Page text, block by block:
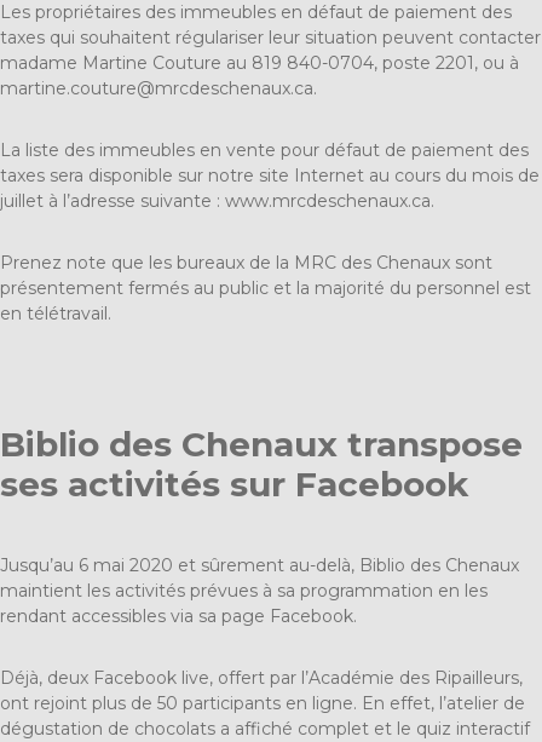
Les propriétaires des immeubles en défaut de paiement des
taxes qui souhaitent régulariser leur situation peuvent contacter
madame Martine Couture au 819 840-0704, poste 2201, ou à
martine.couture@mrcdeschenaux.ca.
La liste des immeubles en vente pour défaut de paiement des
taxes sera disponible sur notre site Internet au cours du mois de
juillet à l’adresse suivante : www.mrcdeschenaux.ca.
Prenez note que les bureaux de la MRC des Chenaux sont
présentement fermés au public et la majorité du personnel est
en télétravail.
Biblio des Chenaux transpose
ses activités sur Facebook
Jusqu’au 6 mai 2020 et sûrement au-delà, Biblio des Chenaux
maintient les activités prévues à sa programmation en les
rendant accessibles via sa page Facebook.
Déjà, deux Facebook live, offert par l’Académie des Ripailleurs,
ont rejoint plus de 50 participants en ligne. En effet, l’atelier de
dégustation de chocolats a affiché complet et le quiz interactif